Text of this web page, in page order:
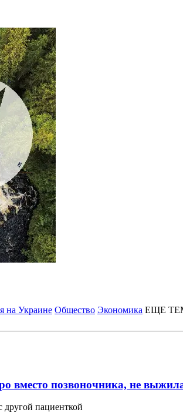
на Украине Общество Экономика ЕЩЕ
вместо позвоночника, не
пациенткой